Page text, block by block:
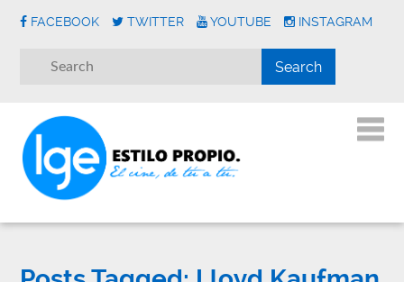
FACEBOOK TWITTER YOUTUBE INSTAGRAM